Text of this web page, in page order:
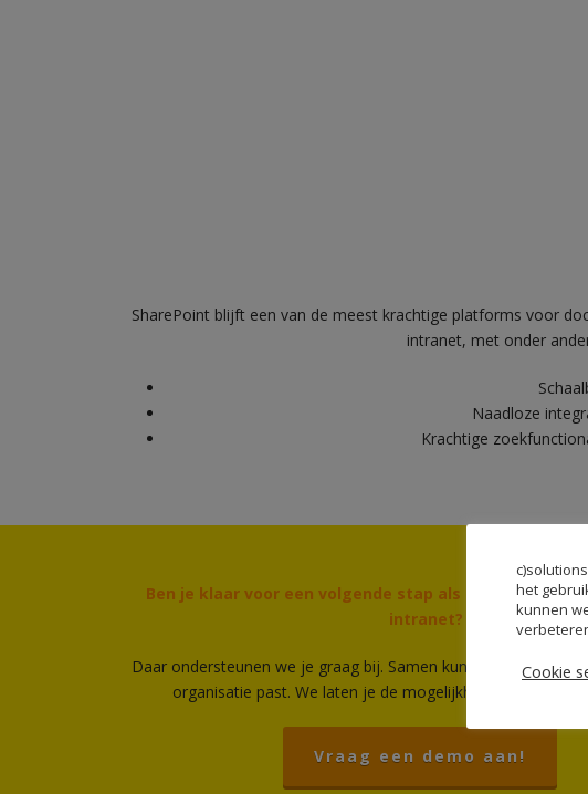
SharePoint blijft een van de meest krachtige platforms voor
intranet, met onder
Naadloze
Krachtige
Ben je klaar voor een volgende stap als het gaat om
intranet?
Daar ondersteunen we je graag bij. Samen kunnen we kijken
organisatie past. We laten je de mogelijkheden graag
Vraag een demo aan!
het
kunnen
Cookie